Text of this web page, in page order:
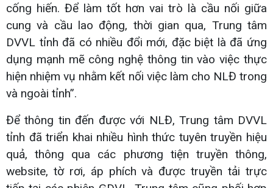
cống hiến. Để làm tốt hơn vai trò là cầu nối giữa
cung và cầu lao động, thời gian qua, Trung tâm
DVVL tỉnh đã có nhiều đổi mới, đặc biệt là đã ứng
dụng mạnh mẽ công nghệ thông tin vào việc thực
hiện nhiệm vụ nhằm kết nối việc làm cho NLĐ trong
và ngoài tỉnh”.
Để thông tin đến được với NLĐ, Trung tâm DVVL
tỉnh đã triển khai nhiều hình thức tuyên truyền hiệu
quả, thông qua các phương tiện truyền thông,
website, tờ rơi, áp phích và được truyền tải trực